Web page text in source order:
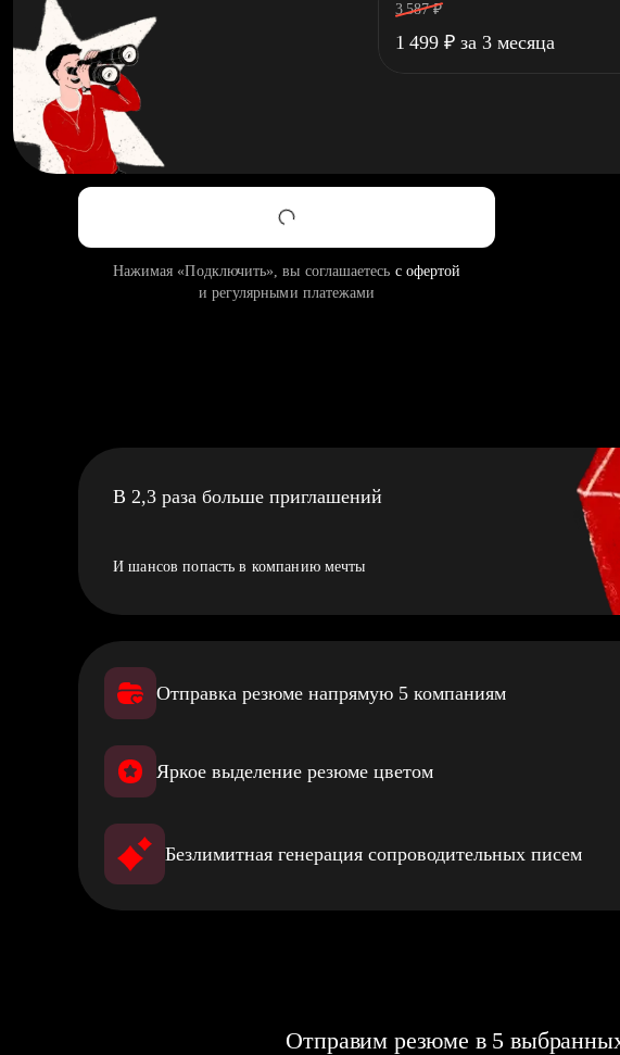
3 587 ₽
1 499 ₽ за 3 месяца
Нажимая «Подключить», вы соглашаетесь с офертой
и регулярными платежами
В 2,3 раза больше приглашений
И шансов попасть в компанию мечты
Отправка резюме напрямую 5 компаниям
Яркое выделение резюме цветом
Безлимитная генерация сопроводительных писем
Отправим резюме в 5